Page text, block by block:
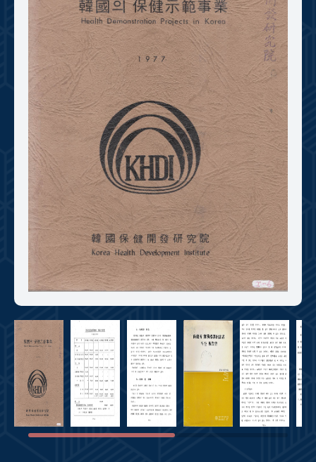
성과 50선 숫자로 보는 50년 50+1주년 광장
세계와 함께 한 KIHASA
VR 역사관